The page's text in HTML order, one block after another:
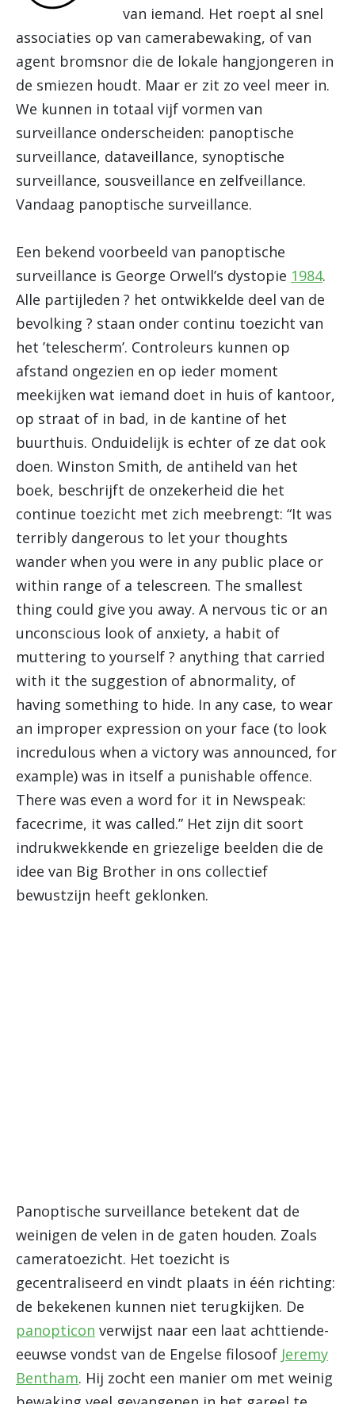
van iemand. Het roept al snel
associaties op van camerabewaking, of van
agent bromsnor die de lokale hangjongeren in
de smiezen houdt. Maar er zit zo veel meer in.
We kunnen in totaal vijf vormen van
surveillance onderscheiden: panoptische
surveillance, dataveillance, synoptische
surveillance, sousveillance en zelfveillance.
Vandaag panoptische surveillance.
Een bekend voorbeeld van panoptische
surveillance is George Orwell’s dystopie 1984.
Alle partijleden ? het ontwikkelde deel van de
bevolking ? staan onder continu toezicht van
het ’telescherm’. Controleurs kunnen op
afstand ongezien en op ieder moment
meekijken wat iemand doet in huis of kantoor,
op straat of in bad, in de kantine of het
buurthuis. Onduidelijk is echter of ze dat ook
doen. Winston Smith, de antiheld van het
boek, beschrijft de onzekerheid die het
continue toezicht met zich meebrengt: “It was
terribly dangerous to let your thoughts
wander when you were in any public place or
within range of a telescreen. The smallest
thing could give you away. A nervous tic or an
unconscious look of anxiety, a habit of
muttering to yourself ? anything that carried
with it the suggestion of abnormality, of
having something to hide. In any case, to wear
an improper expression on your face (to look
incredulous when a victory was announced, for
example) was in itself a punishable offence.
There was even a word for it in Newspeak:
facecrime, it was called.” Het zijn dit soort
indrukwekkende en griezelige beelden die de
idee van Big Brother in ons collectief
bewustzijn heeft geklonken.
Panoptische surveillance betekent dat de
weinigen de velen in de gaten houden. Zoals
cameratoezicht. Het toezicht is
gecentraliseerd en vindt plaats in één richting:
de bekekenen kunnen niet terugkijken. De
panopticon verwijst naar een laat achttiende-
eeuwse vondst van de Engelse filosoof Jeremy
Bentham. Hij zocht een manier om met weinig